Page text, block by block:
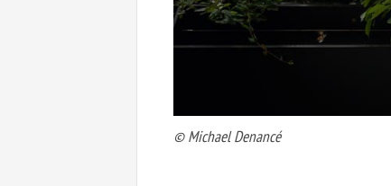
© Michael Denancé